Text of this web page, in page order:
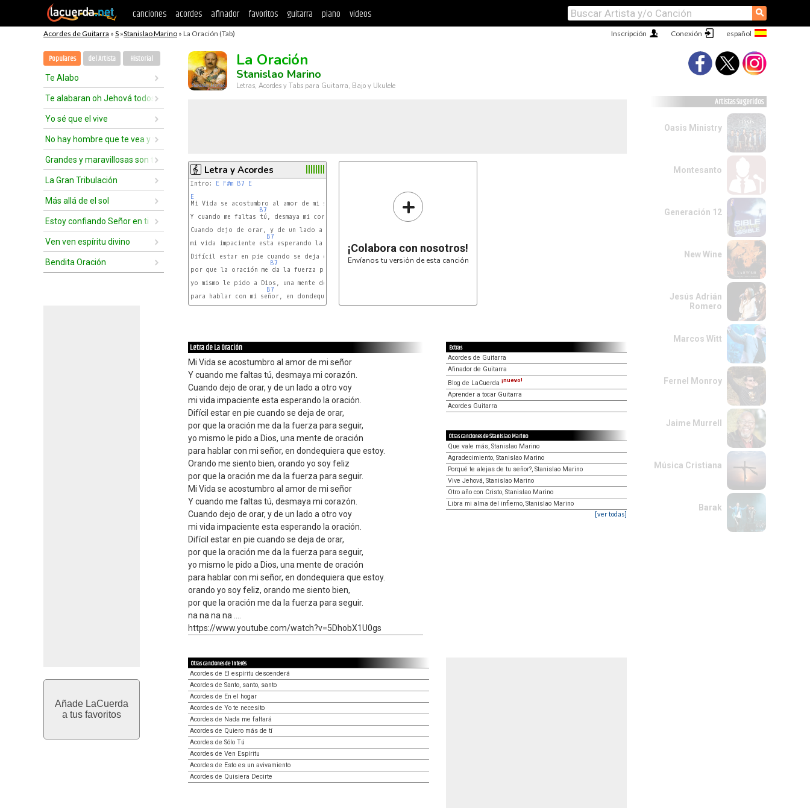
canciones acordes afinador favoritos guitarra piano videos ⚲
Acordes de Guitarra » S »Stanislao Marino » La Oración (Tab) Conexión
Inscripción
Populares del Artista Historial
Te Alabo
Te alabaran oh Jehová todos los reyes
Yo sé que el vive
No hay hombre que te vea y viva
Grandes y maravillosas son tus obras
La Gran Tribulación
Más allá de el sol
Estoy confiando Señor en ti
Ven ven espíritu divino
Bendita Oración
Añade LaCuerda
a tus favoritos
La Oración
Stanislao Marino
Letras, Acordes y Tabs para Guitarra, Bajo y Ukulele
Letra y Acordes
Intro: E F#m B7
E
E
Mi Vida se acostumbro al amor de mi señor
B7
Y cuando me faltas tú, desmaya mi corazón.
Cuando dejo de orar, y de un lado a otro voy
B7
mi vida impaciente esta esperando la oración.
Difícil estar en pie cuando se deja de orar,
B7
E
por que la oración me da la fuerza para seguir,
yo mismo le pido a Dios, una mente de oración
B7
para hablar con mi señor, en dondequiera que estoy.
F#m
+
¡Colabora con nosotros!
Envíanos tu versión de esta canción
Letra de La Oración
Mi Vida se acostumbro al amor de mi señor
Y cuando me faltas tú, desmaya mi corazón.
Cuando dejo de orar, y de un lado a otro voy
mi vida impaciente esta esperando la oración.
Difícil estar en pie cuando se deja de orar,
por que la oración me da la fuerza para seguir,
yo mismo le pido a Dios, una mente de oración
para hablar con mi señor, en dondequiera que estoy.
Orando me siento bien, orando yo soy feliz
por que la oración me da la fuerza para seguir.
Mi Vida se acostumbro al amor de mi señor
Y cuando me faltas tú, desmaya mi corazón.
Cuando dejo de orar, y de un lado a otro voy
mi vida impaciente esta esperando la oración.
Difícil estar en pie cuando se deja de orar,
por que la oración me da la fuerza para seguir,
yo mismo le pido a Dios, una mente de oración
para hablar con mi señor, en dondequiera que estoy.
orando yo soy feliz, orando me siento bien,
por que la oración me da la fuerza para seguir.
na na na na ....
https://www.youtube.com/watch?v=5DhobX1U0gs
Extras
Acordes de Guitarra
Afinador de Guitarra
Blog de LaCuerda ¡nuevo!
Aprender a tocar Guitarra
Acordes Guitarra
Otras canciones de Stanislao Marino
Que vale más, Stanislao Marino
Agradecimiento, Stanislao Marino
Porqué te alejas de tu señor?, Stanislao Marino
Vive Jehová, Stanislao Marino
Otro año con Cristo, Stanislao Marino
Libra mi alma del infierno, Stanislao Marino
[ver todas]
Otras canciones de interés
Acordes de El espíritu descenderá
Acordes de Santo, santo, santo
Acordes de En el hogar
Acordes de Yo te necesito
Acordes de Nada me faltará
Acordes de Quiero más de tí
Acordes de Sólo Tú
Acordes de Ven Espíritu
Acordes de Esto es un avivamiento
Acordes de Quisiera Decirte
Artistas Sugeridos
Oasis Ministry
Montesanto
Generación 12
New Wine
Jesús Adrián
Romero
Marcos Witt
Fernel Monroy
Jaime Murrell
Música Cristiana
Barak